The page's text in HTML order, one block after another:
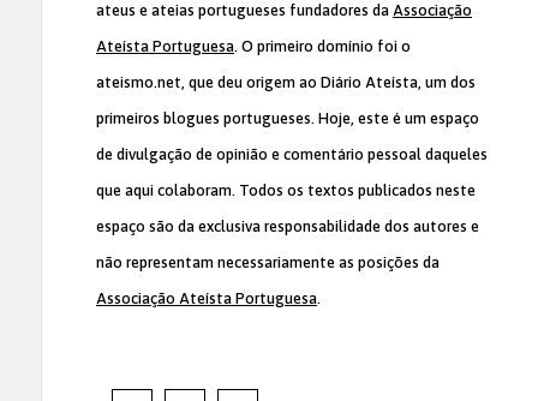
ateus e ateias portugueses fundadores da Associação
Ateísta Portuguesa. O primeiro domínio foi o
ateismo.net, que deu origem ao Diário Ateísta, um dos
primeiros blogues portugueses. Hoje, este é um espaço
de divulgação de opinião e comentário pessoal daqueles
que aqui colaboram. Todos os textos publicados neste
espaço são da exclusiva responsabilidade dos autores e
não representam necessariamente as posições da
Associação Ateísta Portuguesa.